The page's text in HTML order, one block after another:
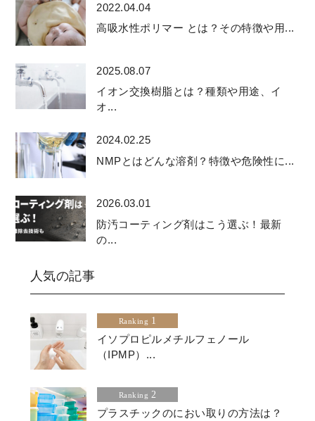
2022.04.04
高吸水性ポリマー とは？その特徴や用...
2025.08.07
イオン交換樹脂とは？種類や用途、イ
オ...
2024.02.25
NMPとはどんな溶剤？特徴や危険性に...
2026.03.01
防汚コーティング剤はこう選ぶ！最新
の...
人気の記事
Ranking 1
イソプロピルメチルフェノール
（IPMP）...
Ranking 2
プラスチックのにおい取りの方法は？